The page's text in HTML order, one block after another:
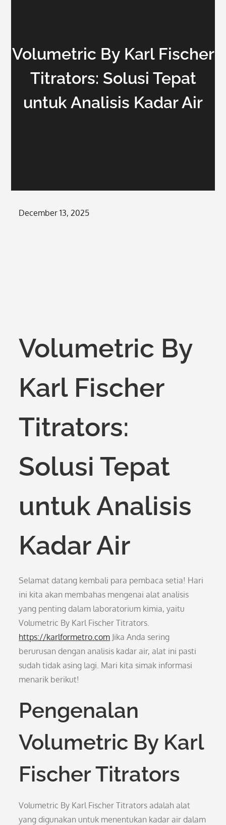
Volumetric By Karl Fischer
Titrators: Solusi Tepat
untuk Analisis Kadar Air
Posted
December 13, 2025
Volumetric By
Karl Fischer
Titrators:
Solusi Tepat
untuk Analisis
Kadar Air
Selamat datang kembali para pembaca setia! Hari
ini kita akan membahas mengenai alat analisis
yang penting dalam laboratorium kimia, yaitu
Volumetric By Karl Fischer Titrators.
https://karlformetro.com Jika Anda sering
berurusan dengan analisis kadar air, alat ini pasti
sudah tidak asing lagi. Mari kita simak informasi
menarik berikut!
Pengenalan
Volumetric By Karl
Fischer Titrators
Volumetric By Karl Fischer Titrators adalah alat
yang digunakan untuk menentukan kadar air dalam